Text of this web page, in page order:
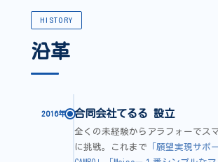
HISTORY
沿革
2016年 合同会社てるる 設立
全くの未経験からアラフォーでス
に挑戦。これまで 「願望実現サポ